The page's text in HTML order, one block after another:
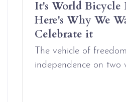
It's World Bicycle
Here's Why We
Celebrate it
The vehicle of
independence on two